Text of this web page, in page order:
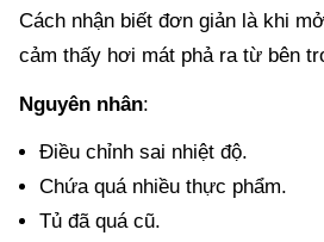
Cách nhận biết đơn giản là khi
cảm thấy hơi mát phả ra từ bên
Nguyên nhân:
Điều chỉnh sai nhiệt độ.
Chứa quá nhiều thực phẩm.
Tủ đã quá cũ.